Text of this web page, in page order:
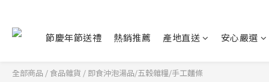
節慶年節送禮 熱銷推薦 產地直送 安心嚴選
全部商品 / 食品雜貨 / 即食沖泡湯品/五穀雜糧/手工麵條